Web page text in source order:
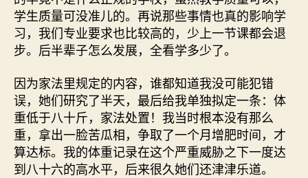
学生质量可没准儿的。再说那些事情也真的影响学
习，我们专业要求也比较高的，少上一节课都会退
步。后半辈子怎么发展，全看学多少了。
因为家法里规定的内容，谁都知道我没可能犯错
误，她们研究了半天，最后给我单独拟定一条：体
重低于八十斤，家法处置！我当时根本没有那么
重，拿出一脸苦瓜相，争取了一个月增肥时间，才
算达标。我的体重记录在这个严重威胁之下一度达
到八十六的高水平，后来很久她们还津津乐道。